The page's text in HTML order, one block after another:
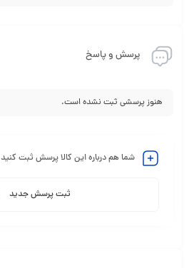
پرسش و پاسخ
هنوز پرسشی ثبت نشده است.
شما هم درباره این کالا پرسش ثبت کنید
ثبت پرسش جدید